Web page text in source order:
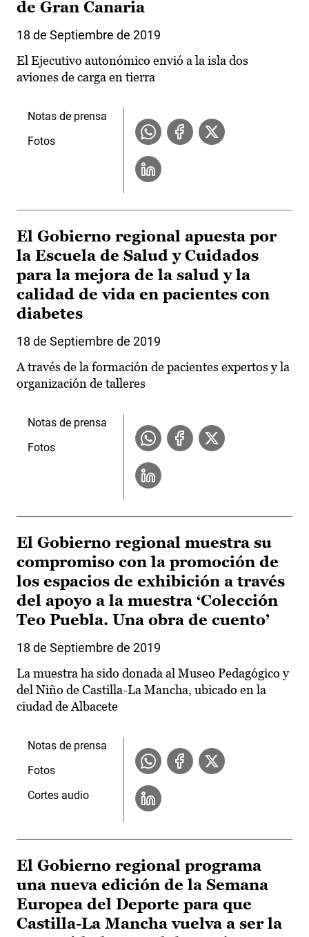
de Gran Canaria
18 de Septiembre de 2019
El Ejecutivo autonómico envió a la isla dos
aviones de carga en tierra
Notas de prensa
Fotos
El Gobierno regional apuesta por
la Escuela de Salud y Cuidados
para la mejora de la salud y la
calidad de vida en pacientes con
diabetes
18 de Septiembre de 2019
A través de la formación de pacientes expertos y la
organización de talleres
Notas de prensa
Fotos
El Gobierno regional muestra su
compromiso con la promoción de
los espacios de exhibición a través
del apoyo a la muestra ‘Colección
Teo Puebla. Una obra de cuento’
18 de Septiembre de 2019
La muestra ha sido donada al Museo Pedagógico y
del Niño de Castilla-La Mancha, ubicado en la
ciudad de Albacete
Notas de prensa
Fotos
Cortes audio
El Gobierno regional programa
una nueva edición de la Semana
Europea del Deporte para que
Castilla-La Mancha vuelva a ser la